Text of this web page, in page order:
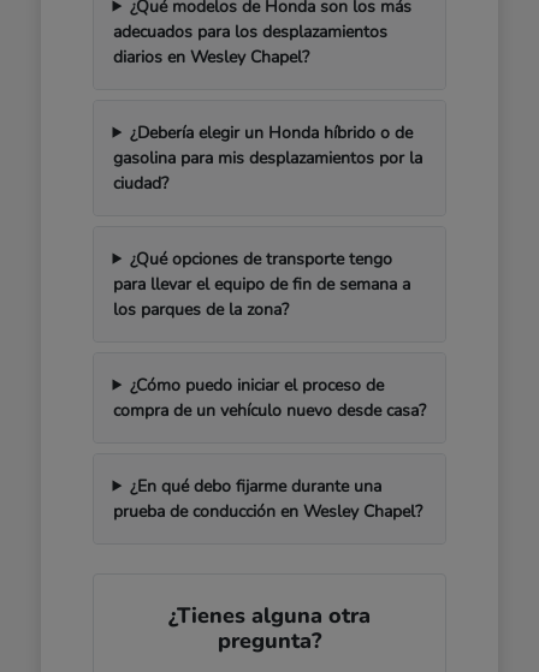
¿Qué modelos de Honda son los más
adecuados para los desplazamientos
diarios en Wesley Chapel?
¿Debería elegir un Honda híbrido o de
gasolina para mis desplazamientos por la
ciudad?
¿Qué opciones de transporte tengo
para llevar el equipo de fin de semana a
los parques de la zona?
¿Cómo puedo iniciar el proceso de
compra de un vehículo nuevo desde casa?
¿En qué debo fijarme durante una
prueba de conducción en Wesley Chapel?
¿Tienes alguna otra
pregunta?